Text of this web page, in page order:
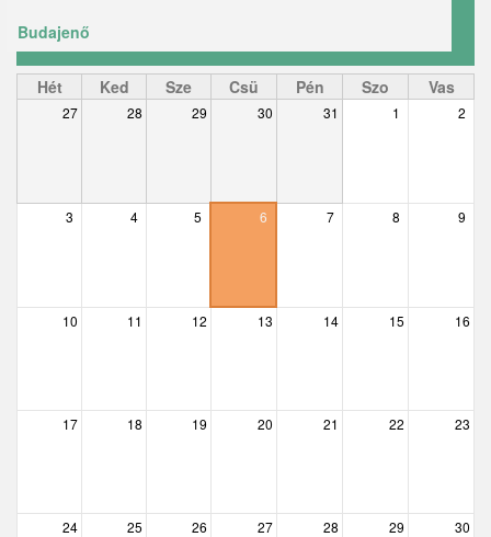
Budajenő
Ceglédbercel
Csemő
Csobánka
Délegyháza
Dunabogdány
Hét Ked Sze Csü Pén Szo Vas
27 28 29 30 31 1 2
3 4 5 6 7 8 9
10 11 12 13 14 15 16
17 18 19 20 21 22 23
24 25 26 27 28 29 30